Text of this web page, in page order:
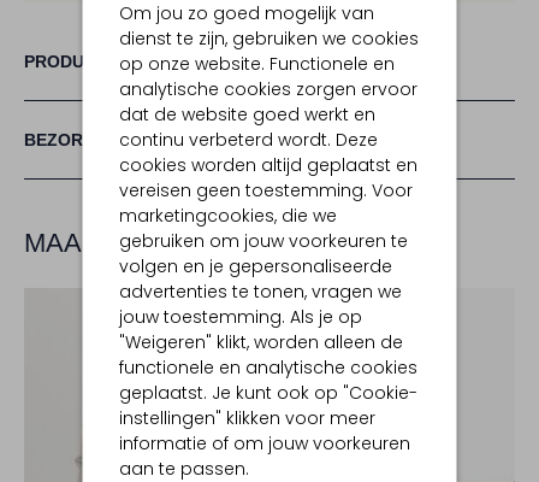
Om jou zo goed mogelijk van
dienst te zijn, gebruiken we cookies
op onze website. Functionele en
analytische cookies zorgen ervoor
dat de website goed werkt en
continu verbeterd wordt. Deze
cookies worden altijd geplaatst en
vereisen geen toestemming. Voor
marketingcookies, die we
gebruiken om jouw voorkeuren te
volgen en je gepersonaliseerde
advertenties te tonen, vragen we
jouw toestemming. Als je op
"Weigeren" klikt, worden alleen de
functionele en analytische cookies
geplaatst. Je kunt ook op "Cookie-
instellingen" klikken voor meer
informatie of om jouw voorkeuren
aan te passen.
PRODUCT INFORMATIE
BEZORGEN & RETOURNEREN
MAAK JE LOOK COMPLEET